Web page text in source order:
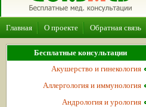
Главная О проекте Обратная связь
Бесплатные консультации
Акушерство и гинекология
Аллергология и иммунология
Андрология и урология